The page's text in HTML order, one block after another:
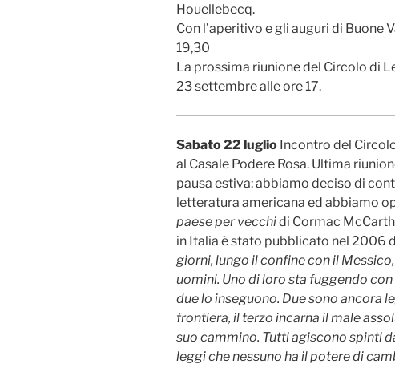
Houellebecq.
Con l’aperitivo e gli auguri di Buone
19,30
La prossima riunione del Circolo di
23 settembre alle ore 17.
Sabato 22 luglio Incontro del
al Casale Podere Rosa. Ultima
pausa estiva: abbiamo deciso di
letteratura americana ed abbiamo
paese per vecchidi Cormac
in Italia è stato pubblicato nel 2006
giorni, lungo il confine con il
uomini. Uno di loro sta fuggendo
due lo inseguono. Due sono ancora
frontiera, il terzo incarna il male
suo cammino. Tutti agiscono spinti
leggi che nessuno ha il potere di